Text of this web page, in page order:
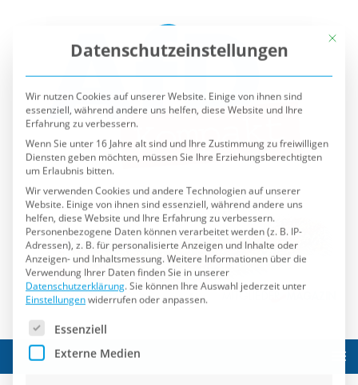
Datenschutzeinstellungen
essenziell, während andere uns helfen, diese Website und Ihre
Erfahrung zu verbessern.
Wenn Sie unter 16 Jahre alt sind und Ihre Zustimmung zu freiwilligen
Diensten geben möchten, müssen Sie Ihre Erziehungsberechtigten
um Erlaubnis bitten.
Wir verwenden Cookies und andere Technologien auf unserer
Website. Einige von ihnen sind essenziell, während andere uns
helfen, diese Website und Ihre Erfahrung zu verbessern.
Personenbezogene Daten können verarbeitet werden (z. B. IP-
Adressen), z. B. für personalisierte Anzeigen und Inhalte oder
Anzeigen- und Inhaltsmessung.Weitere Informationen über die
Verwendung Ihrer Daten finden Sie in unserer
Datenschutzerklärung. Sie können Ihre Auswahl jederzeit unter
Einstellungenwiderrufen oder anpassen.